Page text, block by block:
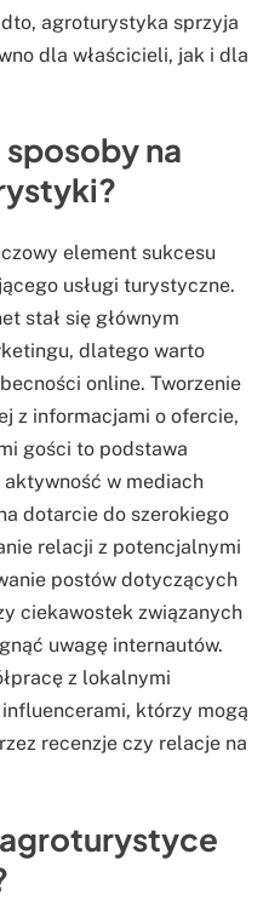
agroturystyka sprzyja
dla właścicieli, jak i dla
sposoby na
element sukcesu
usługi turystyczne.
stał się głównym
dlatego warto
online. Tworzenie
z informacjami o ofercie,
gości to podstawa
w mediach
dotarcie do szerokiego
relacji z potencjalnymi
postów dotyczących
ciekawostek związanych
uwagę internautów.
z lokalnymi
którzy mogą
recenzje czy relacje na